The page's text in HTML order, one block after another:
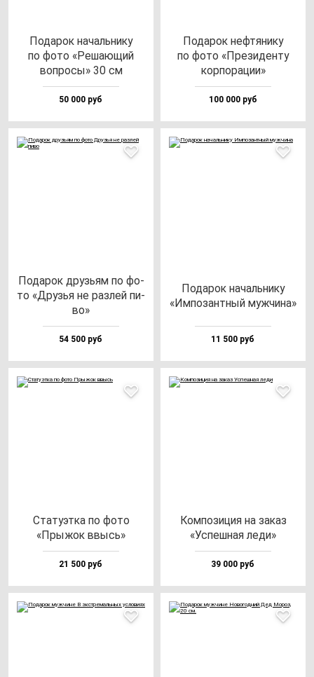
Пода­рок на­чаль­ни­ку
по фо­то «Реша­ющий
воп­ро­сы» 30 см
50 000 руб
Пода­рок неф­тя­ни­ку
по фо­то «Пре­зи­ден­ту
кор­по­ра­ции»
100 000 руб
Пода­рок друзь­ям по фо­
то «Друзья не раз­лей пи­
во»
54 500 руб
Пода­рок на­чаль­ни­ку
«Импо­зан­тный муж­чи­на»
11 500 руб
Ста­ту­эт­ка по фо­то
«Пры­жок ввысь»
21 500 руб
Ком­по­зи­ция на за­каз
«Успеш­ная ле­ди»
39 000 руб